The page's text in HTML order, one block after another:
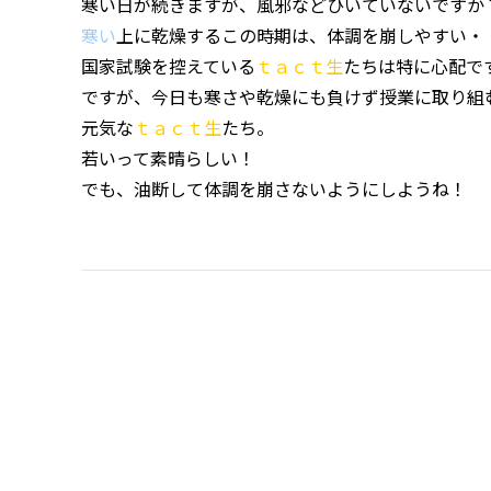
寒い上に乾燥するこの時期は、体調を崩しやすい・
国家試験を控えている ｔａｃｔ生たちは特に心配で
ですが、今日も寒さや乾燥にも負けず授業に取り組
元気なｔａｃｔ生たち。
若いって素晴らしい！
でも、油断して体調を崩さないようにしようね！